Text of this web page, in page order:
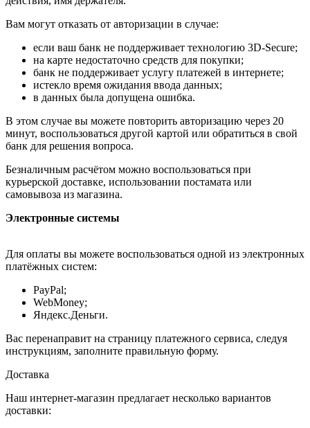
Вам могут отказать от авторизации в случае:
если ваш банк не поддерживает технологию 3D-Secure;
на карте недостаточно средств для покупки;
банк не поддерживает услугу платежей в интернете;
истекло время ожидания ввода данных;
в данных была допущена ошибка.
В этом случае вы можете повторить авторизацию через 20
минут, воспользоваться другой картой или обратиться в свой
банк для решения вопроса.
Безналичным расчётом можно воспользоваться при
курьерской доставке, использовании постамата или
самовывоза из магазина.
Электронные системы
Для оплаты вы можете воспользоваться одной из электронных
платёжных систем:
PayPal;
WebMoney;
Яндекс.Деньги.
Вас перенаправит на страницу платежного сервиса, следуя
инструкциям, заполните правильную форму.
Доставка
Наш интернет-магазин предлагает несколько вариантов
доставки: